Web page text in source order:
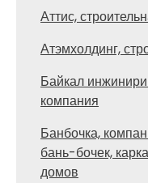
Аттис,
Атэмхолдинг,
Байкал
компания
Банбочка,
бань-бочек,
домов